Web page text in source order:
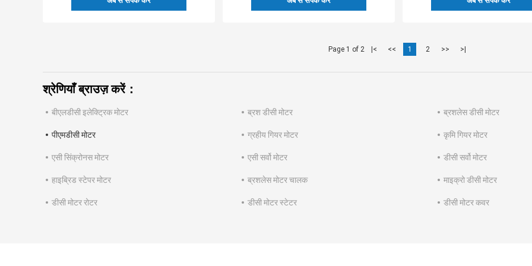
Page 1 of 2 |< << 1 2 >> >|
श्रेणियाँ ब्राउज़ करें：
बीएलडीसी इलेक्ट्रिक मोटर ब्रश डीसी मोटर ब्रशलेस डीसी मोटर
पीएमडीसी मोटर ग्रहीय गियर मोटर कृमि गियर मोटर
एसी सिंक्रोनस मोटर एसी सर्वो मोटर डीसी सर्वो मोटर
हाइब्रिड स्टेपर मोटर ब्रशलेस मोटर चालक माइक्रो डीसी मोटर
डीसी मोटर रोटर डीसी मोटर स्टेटर डीसी मोटर कवर